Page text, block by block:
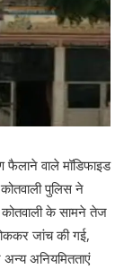
फैलाने वाले मॉडिफाइड
पुलिस ने
कोतवाली के सामने तेज
जांच की गई,
अनियमितताएं